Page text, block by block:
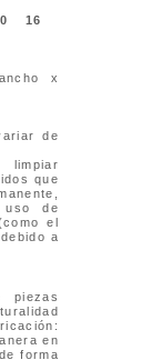
16
x
de
que
uso de
el
a
en
forma